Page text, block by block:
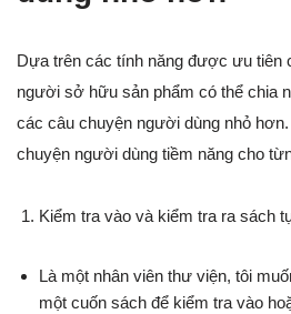
Dựa trên các tính năng được ưu tiên
người sở hữu sản phẩm có thể chia
các câu chuyện người dùng nhỏ
chuyện người dùng tiềm năng cho
Kiểm tra vào và kiểm tra ra sách
Là một nhân viên thư viện, tôi
một cuốn sách để kiểm tra vào